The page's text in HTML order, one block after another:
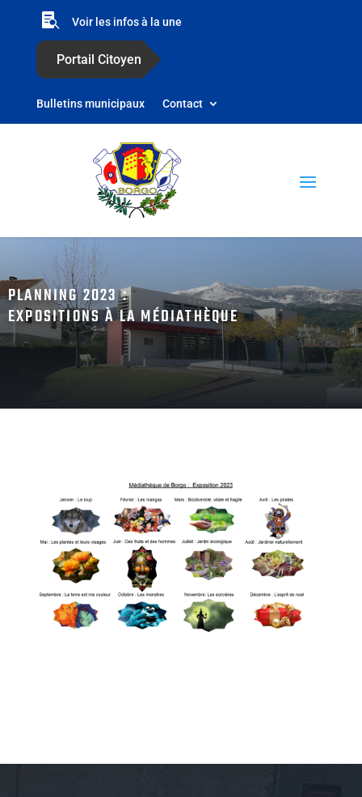
 Voir les infos à la une
Bulletins municipaux Contact
Portail Citoyen
PLANNING 2023 :
EXPOSITIONS À LA MÉDIATHÈQUE